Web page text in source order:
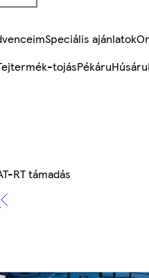
Speciális ajánlatok
tojásPékáruHúsáru
RT támadás